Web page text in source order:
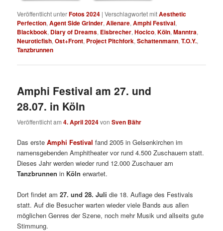
Veröffentlicht unterFotos 2024 |Verschlagwortet mitAesthetic
Perfection,Agent Side Grinder,Alienare,Amphi Festival,
Blackbook, Diary of Dreams, Eisbrecher,Hocico,Köln,Manntra,
Neuroticfish,Ost+Front, Project Pitchfork,Schattenmann,T.O.Y.,
Tanzbrunnen
Amphi Festival am 27. und
28.07. in Köln
Veröffentlicht am4. April 2024vonSven Bähr
Das ersteAmphi Festival fand 2005 in Gelsenkirchen im
namensgebenden Amphitheater vor rund 4.500 Zuschauern statt.
Dieses Jahr werden wieder rund 12.000 Zuschauer am
Tanzbrunnen in Köln erwartet.
Dort findet am27. und 28. Juli die 18. Auflage des Festivals
statt. Auf die Besucher warten wieder viele Bands aus allen
möglichen Genres der Szene, noch mehr Musik und allseits gute
Stimmung.